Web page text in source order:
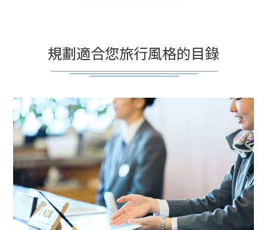
規劃適合您旅行風格的目錄